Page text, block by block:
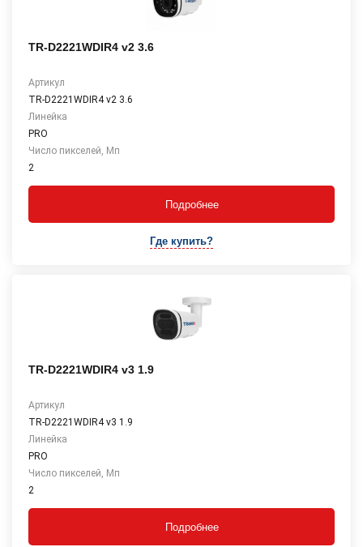
TR-D2221WDIR4 v2 3.6
Артикул
TR-D2221WDIR4 v2 3.6
Линейка
PRO
Число пикселей, Мп
2
Подробнее
Где купить?
TR-D2221WDIR4 v3 1.9
Артикул
TR-D2221WDIR4 v3 1.9
Линейка
PRO
Число пикселей, Мп
2
Подробнее